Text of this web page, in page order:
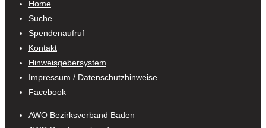
Home
Suche
Spendenaufruf
Kontakt
Hinweisgebersystem
Impressum / Datenschutzhinweise
Facebook
AWO Bezirksverband Baden